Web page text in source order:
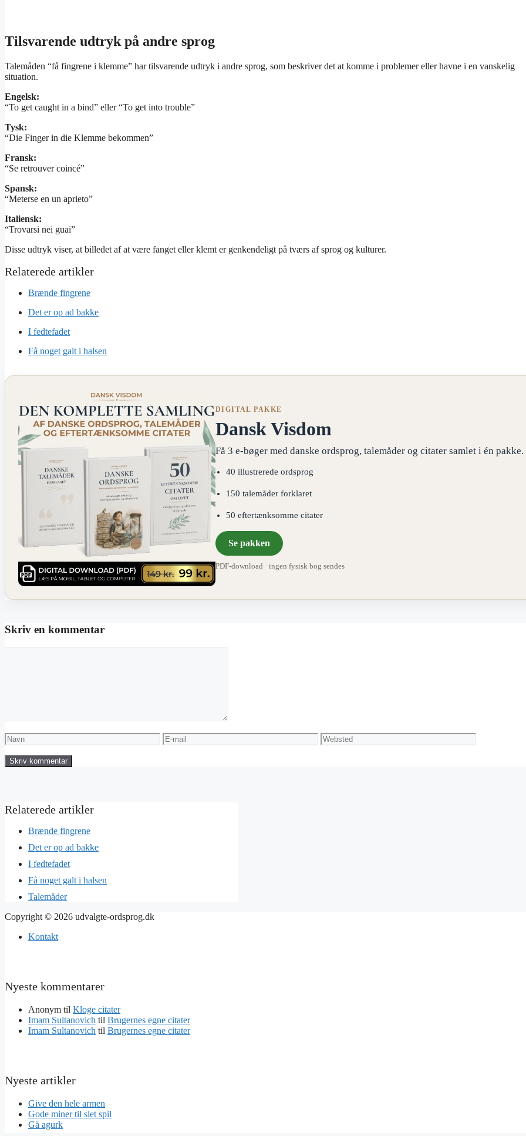
Tilsvarende udtryk på andre sprog
Talemåden “få fingrene i klemme” har tilsvarende udtryk i andre sprog, som beskriver det at komme i problemer eller havne i en vanskelig
situation.
Engelsk:
“To get caught in a bind” eller “To get into trouble”
Tysk:
“Die Finger in die Klemme bekommen”
Fransk:
“Se retrouver coincé”
Spansk:
“Meterse en un aprieto”
Italiensk:
“Trovarsi nei guai”
Disse udtryk viser, at billedet af at være fanget eller klemt er genkendeligt på tværs af sprog og kulturer.
Brænde fingrene
Det er op ad bakke
I fedtefadet
Få noget galt i halsen
DIGITAL PAKKE
Dansk Visdom
Få 3 e-bøger med danske ordsprog, talemåder og citater samlet i én pakke.
40 illustrerede ordsprog
150 talemåder forklaret
50 eftertænksomme citater
Se pakken
PDF-download · ingen fysisk bog sendes
Skriv en kommentar
Navn
E-
mail
Websted
Brænde fingrene
Det er op ad bakke
I fedtefadet
Få noget galt i halsen
Talemåder
Copyright © 2026 udvalgte-ordsprog.dk
Kontakt
Nyeste kommentarer
Anonym til Kloge citater
Imam Sultanovich til Brugernes egne citater
Imam Sultanovich til Brugernes egne citater
Nyeste artikler
Give den hele armen
Gode miner til slet spil
Gå agurk